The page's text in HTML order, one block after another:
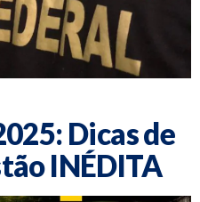
Dicas de
INÉDITA